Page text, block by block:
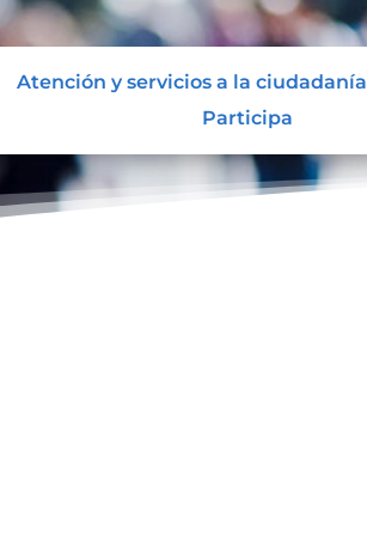
Atención y servicios a la ciudadanía
Participa